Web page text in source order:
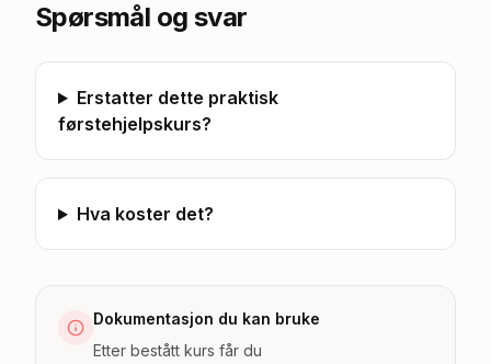
Spørsmål og svar
Erstatter dette praktisk
førstehjelpskurs?
Hva koster det?
Dokumentasjon du kan bruke
Etter bestått kurs får du